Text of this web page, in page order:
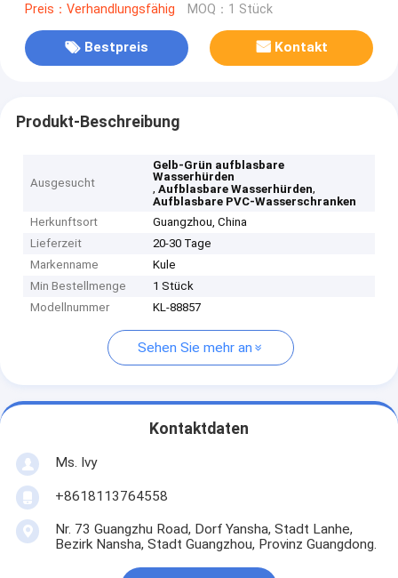
Preis：Verhandlungsfähig MOQ：1 Stück
Bestpreis Kontakt
Produkt-Beschreibung
Ausgesucht
Gelb-Grün aufblasbare
Wasserhürden
,Aufblasbare Wasserhürden,
Aufblasbare PVC-Wasserschranken
Herkunftsort
Guangzhou, China
Lieferzeit
20-30 Tage
Markenname
Kule
Min Bestellmenge
1 Stück
Modellnummer
KL-88857
Sehen Sie mehr an
Kontaktdaten
Ms. Ivy
+8618113764558
Nr. 73 Guangzhu Road, Dorf Yansha, Stadt Lanhe,
Bezirk Nansha, Stadt Guangzhou, Provinz Guangdong.